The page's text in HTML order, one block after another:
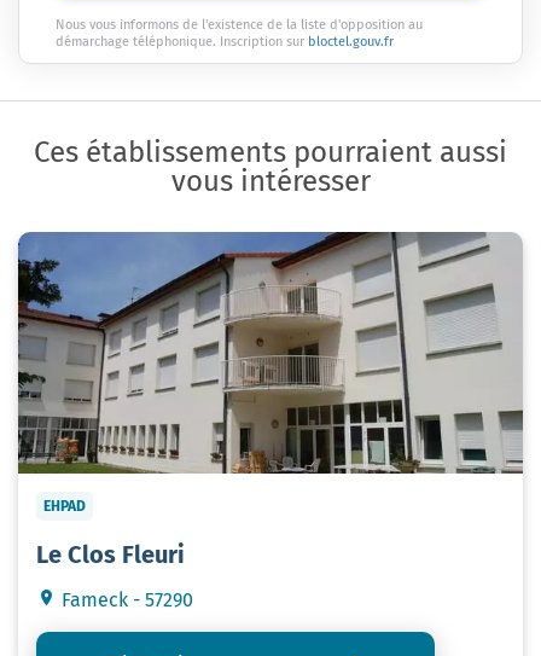
Nous vous informons de l'existence de la liste d'opposition au
démarchage téléphonique. Inscription sur bloctel.gouv.fr
Ces établissements pourraient aussi
vous intéresser
EHPAD
Le Clos Fleuri
Fameck - 57290